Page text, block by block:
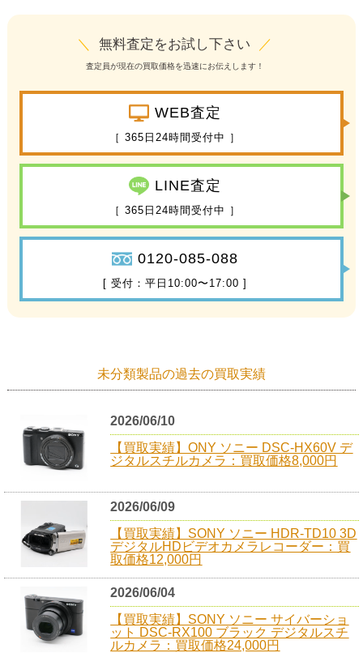
＼ 無料査定をお試し下さい ／
査定員が現在の買取価格を迅速にお伝えします！
WEB査定
［ 365日24時間受付中 ］
LINE査定
［ 365日24時間受付中 ］
0120-085-088
[ 受付：平日10:00〜17:00 ]
未分類製品の過去の買取実績
2026/06/10
【買取実績】ONY ソニー DSC-HX60V デ
ジタルスチルカメラ：買取価格8,000円
2026/06/09
【買取実績】SONY ソニー HDR-TD10 3D
デジタルHDビデオカメラレコーダー：買
取価格12,000円
2026/06/04
【買取実績】SONY ソニー サイバーショ
ット DSC-RX100 ブラック デジタルスチ
ルカメラ：買取価格24,000円